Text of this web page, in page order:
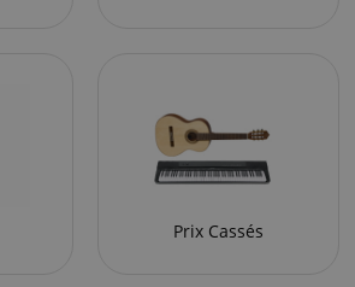
Prix Cassés